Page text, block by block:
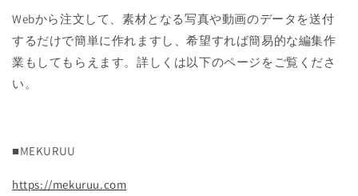
Webから注文して、素材となる写真や動画のデータを送付
するだけで簡単に作れますし、希望すれば簡易的な編集作
業もしてもらえます。詳しくは以下のページをご覧くださ
い。
■MEKURUU
https://mekuruu.com